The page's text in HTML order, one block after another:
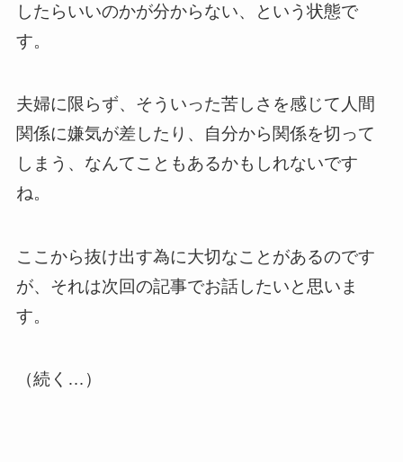
したらいいのかが分からない、という状態で
す。
夫婦に限らず、そういった苦しさを感じて人間
関係に嫌気が差したり、自分から関係を切って
しまう、なんてこともあるかもしれないです
ね。
ここから抜け出す為に大切なことがあるのです
が、それは次回の記事でお話したいと思いま
す。
（続く…）